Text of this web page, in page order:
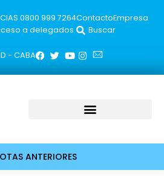
0800 999 7264​ContactoEmpresa
a delegados Buscar
- CABA
ANTERIORES